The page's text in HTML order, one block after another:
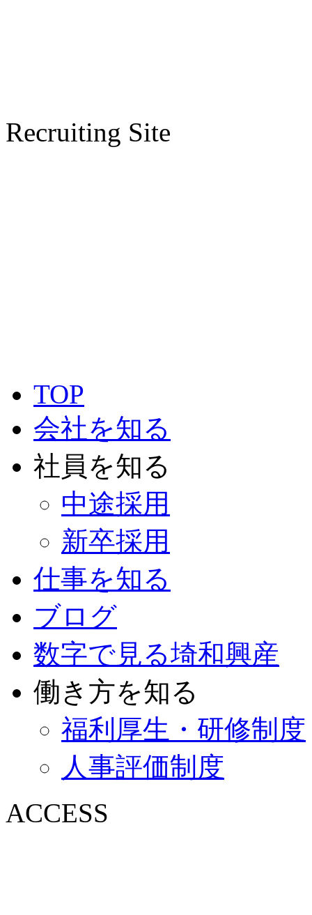
Recruiting Site
TOP
会社を知る
社員を知る
中途採用
新卒採用
仕事を知る
ブログ
数字で見る埼和興産
働き方を知る
福利厚生・研修制度
人事評価制度
ACCESS